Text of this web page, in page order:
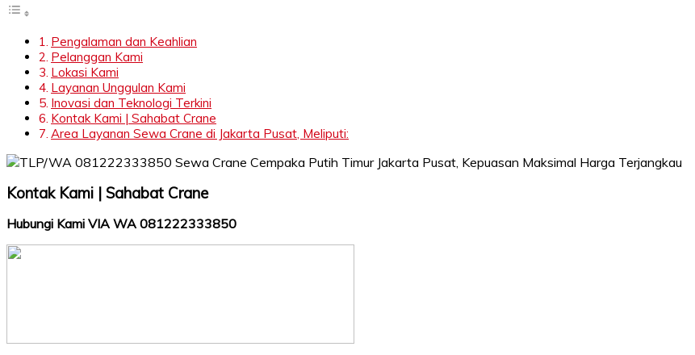
Pengalaman dan Keahlian
Pelanggan Kami
Lokasi Kami
Layanan Unggulan Kami
Inovasi dan Teknologi Terkini
Kontak Kami | Sahabat Crane
Area Layanan Sewa Crane di Jakarta Pusat, Meliputi:
Kontak Kami | Sahabat Crane
Hubungi Kami VIA WA 081222333850